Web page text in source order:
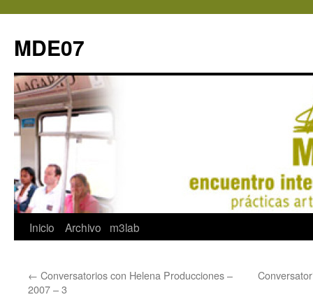
MDE07
Saltar
contenido
Inicio Archivo m3lab
← Conversatorios con Helena Producciones –
2007 – 3